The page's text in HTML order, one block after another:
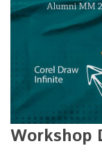
Workshop